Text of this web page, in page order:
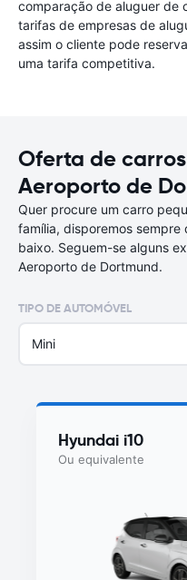
comparação de aluguer de
tarifas de empresas de
assim o cliente pode
uma tarifa competitiva.
Oferta de
Aeroporto de
Quer procure um carro
família, disporemos
baixo. Seguem-se alguns
Aeroporto de Dortmund.
TIPO DE AUTOMÓVEL
Mini
Hyundai i10
Ou equivalente